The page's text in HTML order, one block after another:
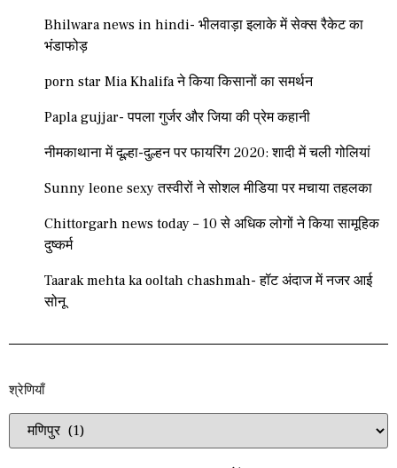
Bhilwara news in hindi- भीलवाड़ा इलाके में सेक्स रैकेट का
भंडाफोड़
porn star Mia Khalifa ने किया किसानों का समर्थन
Papla gujjar- पपला गुर्जर और जिया की प्रेम कहानी
नीमकाथाना में दूल्हा-दुल्हन पर फायरिंग 2020: शादी में चली गोलियां
Sunny leone sexy तस्वीरों ने सोशल मीडिया पर मचाया तहलका
Chittorgarh news today – 10 से अधिक लोगों ने किया सामूहिक
दुष्कर्म
Taarak mehta ka ooltah chashmah- हॉट अंदाज में नजर आई
सोनू
श्रेणियाँ​​